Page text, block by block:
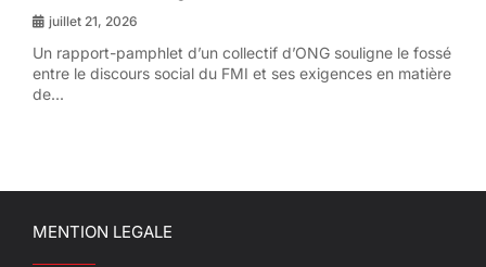
juillet 21, 2026
Un rapport-pamphlet d’un collectif d’ONG souligne le fossé
entre le discours social du FMI et ses exigences en matière
de...
MENTION LEGALE